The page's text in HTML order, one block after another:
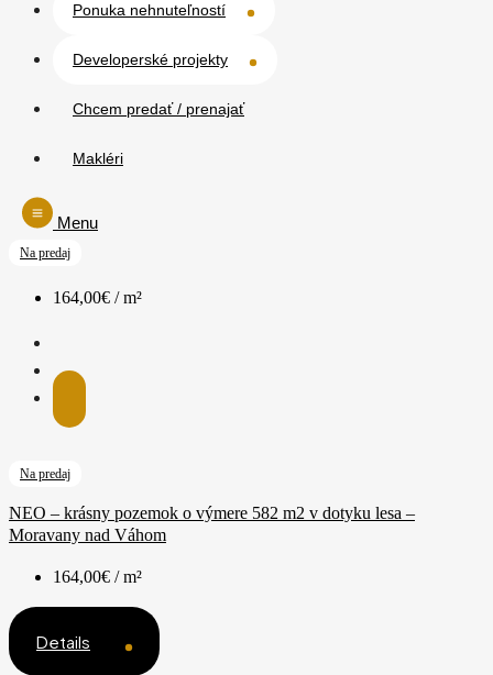
Ponuka nehnuteľností
Developerské projekty
Chcem predať / prenajať
Makléri
Menu
Na predaj
164,00€ / m²
Na predaj
NEO – krásny pozemok o výmere 582 m2 v dotyku lesa –
Moravany nad Váhom
164,00€ / m²
Details